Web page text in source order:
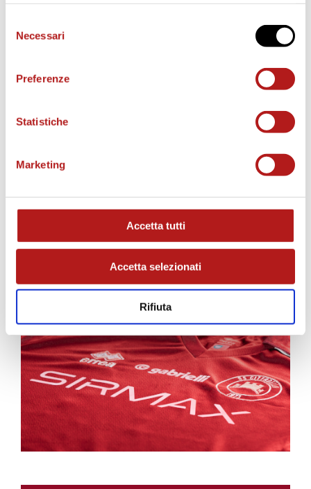
delNecessari
Preferenze
Statistiche
Marketing
Accetta tutti
Accetta selezionati
Rifiuta